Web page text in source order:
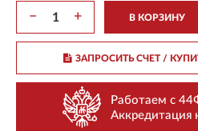
− + В КОРЗИНУ
ЗАПРОСИТЬ СЧЕТ /
Работаем с
Аккредитация